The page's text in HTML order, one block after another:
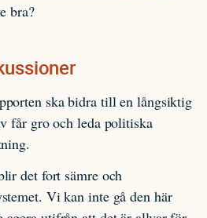
bra?
ska bidra till en långsiktig
får gro och leda politiska
det fort sämre och
Vi kan inte gå den här